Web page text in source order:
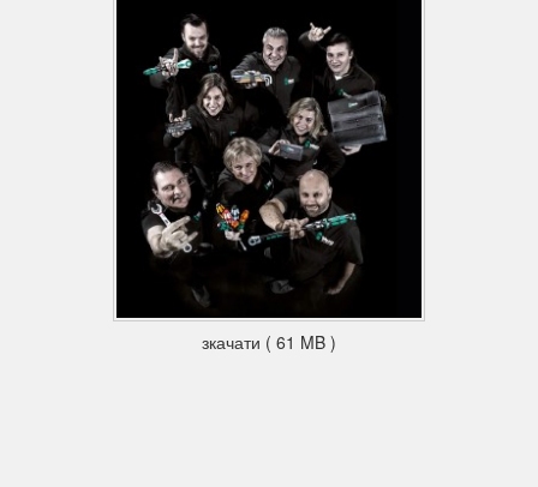
Відмінно підігнана за формою долоні ручка Kraftform береже
руку від мозолів і пухирів.
Велика контактна поверхня
Велика контактна поверхня ручки - з особливо високим
тертям на м'яких ділянках - забезпечує передачу високого
крутного моменту і не тисне на долоню виступаючими
Шестигранний край ручки
Шестигранний край ручки захищає від надокучливого
перекочування інструменту на робочому місці. Шукати впав
інструмент більше не буде потрібно.
зкачати ( 61 MB )